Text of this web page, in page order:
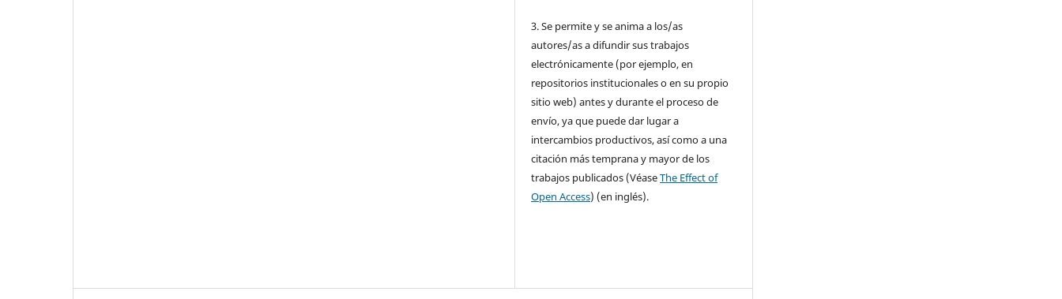
3. Se permite y se anima a los/as
autores/as a difundir sus trabajos
electrónicamente (por ejemplo, en
repositorios institucionales o en su propio
sitio web) antes y durante el proceso de
envío, ya que puede dar lugar a
intercambios productivos, así como a una
citación más temprana y mayor de los
trabajos publicados (VéaseThe Effect of
Open Access) (en inglés).